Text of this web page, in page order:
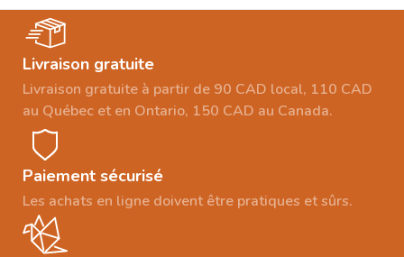
Livraison gratuite
Livraison gratuite à partir de 90 CAD local, 110 CAD
au Québec et en Ontario, 150 CAD au Canada.
Paiement sécurisé
Les achats en ligne doivent être pratiques et sûrs.